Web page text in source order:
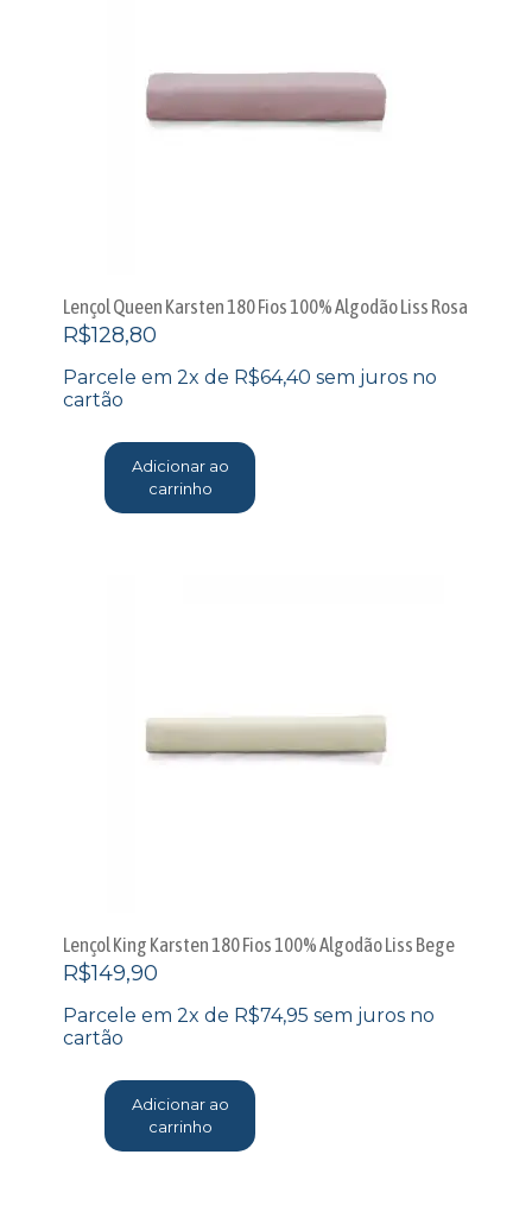
Lençol Queen Karsten 180 Fios 100% Algodão Liss Rosa
R$128,80
Parcele em 2x de R$64,40 sem juros no
cartão
Adicionar ao
carrinho
Lençol King Karsten 180 Fios 100% Algodão Liss Bege
R$149,90
Parcele em 2x de R$74,95 sem juros no
cartão
Adicionar ao
carrinho